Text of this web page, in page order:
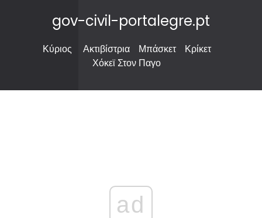
gov-civil-portalegre.pt
Κύριος Ακτιβίστρια Μπάσκετ
Κρίκετ
Χόκεϊ Στον Παγο
ad